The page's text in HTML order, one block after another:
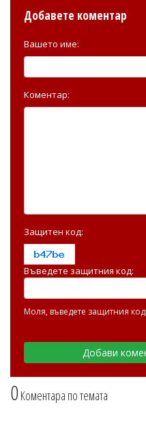
0Коментара по темата
Добавете коментар
Вашето име:
Коментар:
Защитен код:
Въведете защитния код:
Моля, въведете защитния код